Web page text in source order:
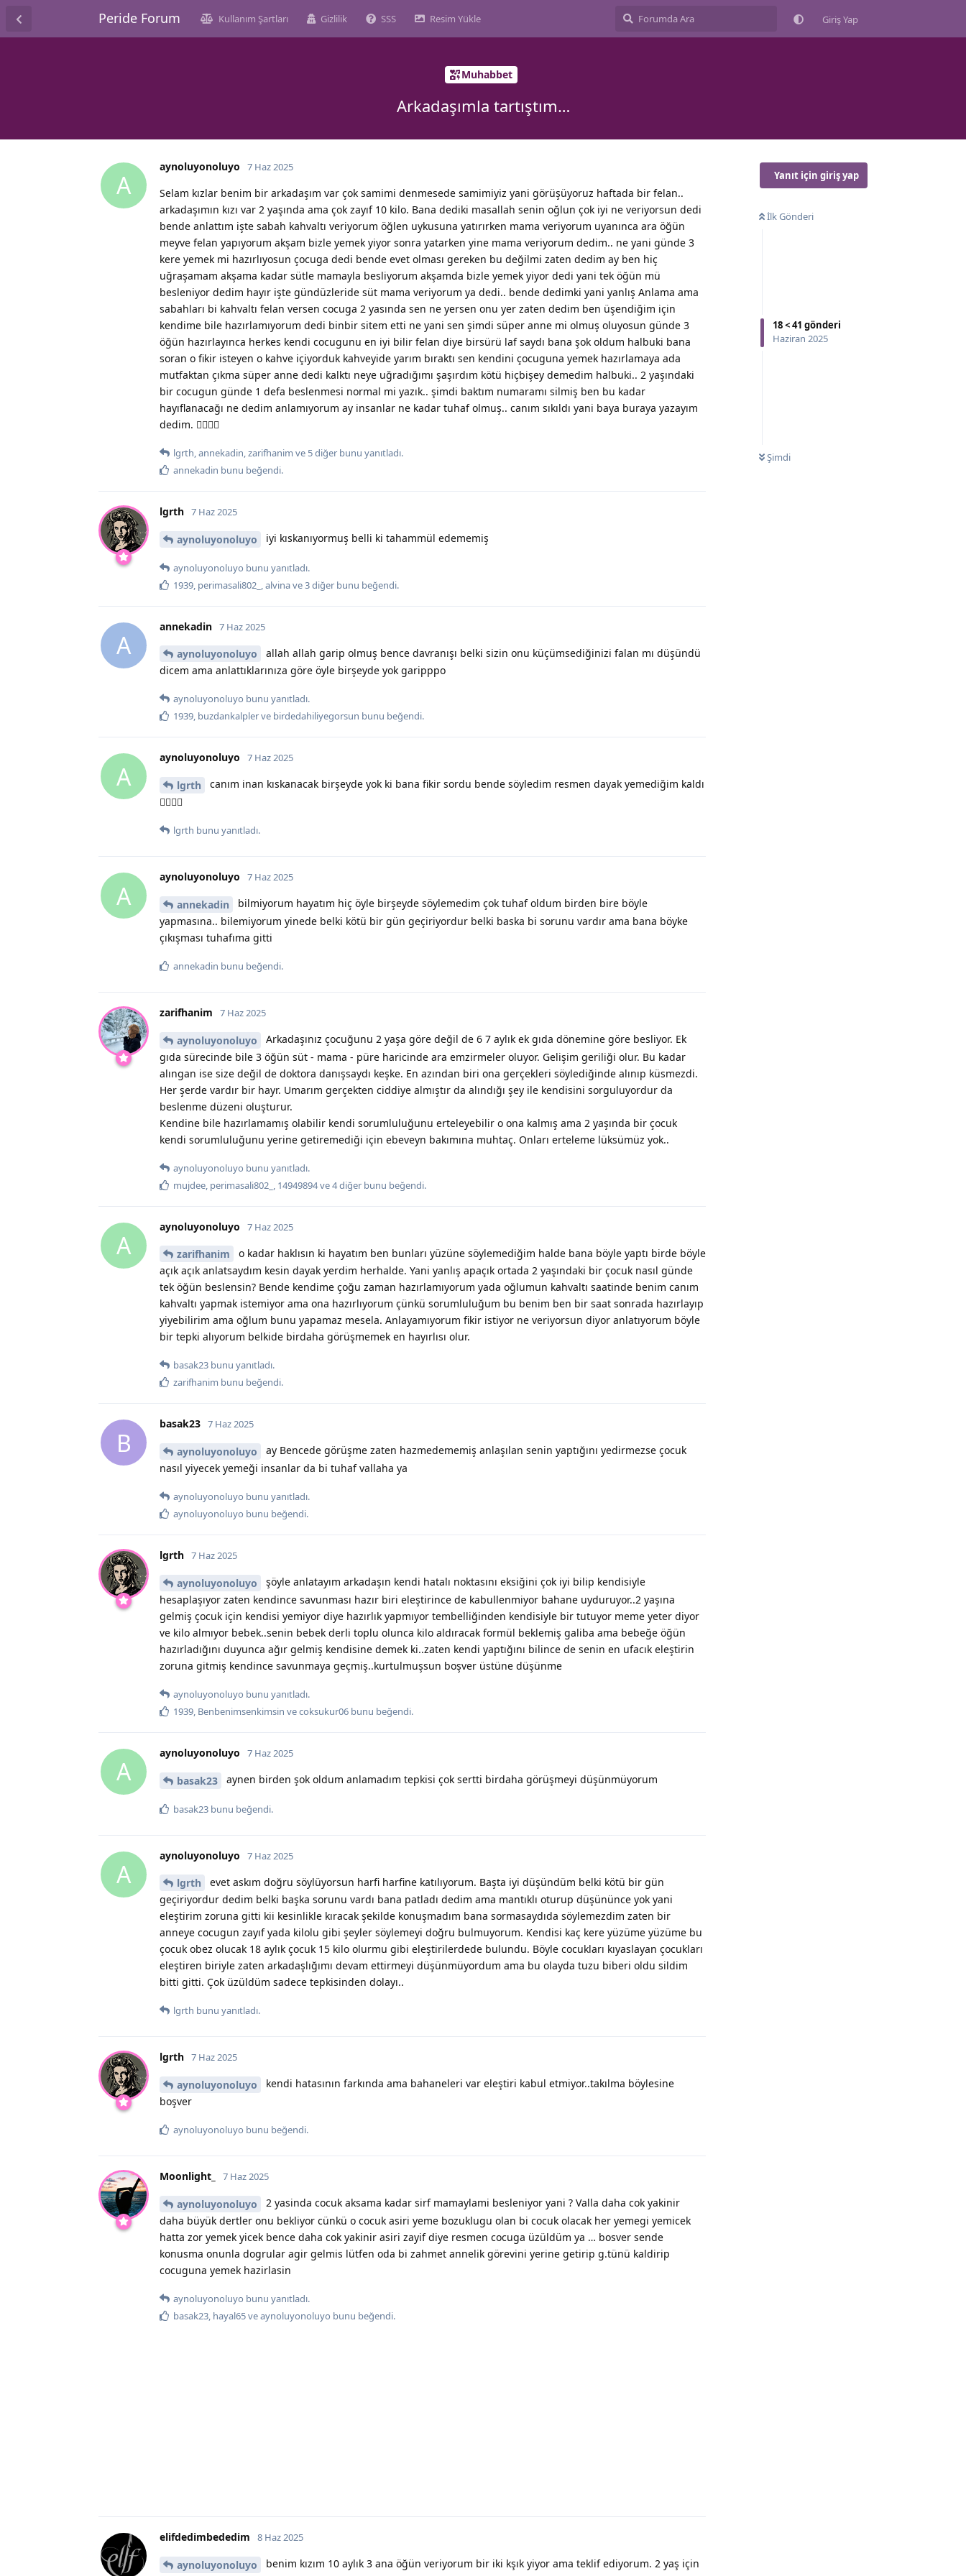
Peride Forum Kullanım Şartları Gizlilik SSS Resim Yükle Giriş Yap
Muhabbet
Arkadaşımla tartıştım…
Yanıt için giriş yap
İlk Gönderi
18<41 gönderi
Haziran 2025
Şimdi
A
aynoluyonoluyo 7 Haz 2025
Selam kızlar benim bir arkadaşım var çok samimi denmesede samimiyiz yani görüşüyoruz haftada bir felan..
arkadaşımın kızı var 2 yaşında ama çok zayıf 10 kilo. Bana dediki masallah senin oğlun çok iyi ne veriyorsun dedi
bende anlattım işte sabah kahvaltı veriyorum öğlen uykusuna yatırırken mama veriyorum uyanınca ara öğün
meyve felan yapıyorum akşam bizle yemek yiyor sonra yatarken yine mama veriyorum dedim.. ne yani günde 3
kere yemek mi hazırlıyosun çocuga dedi bende evet olması gereken bu değilmi zaten dedim ay ben hiç
uğraşamam akşama kadar sütle mamayla besliyorum akşamda bizle yemek yiyor dedi yani tek öğün mü
besleniyor dedim hayır işte gündüzleride süt mama veriyorum ya dedi.. bende dedimki yani yanlış Anlama ama
sabahları bi kahvaltı felan versen cocuga 2 yasında sen ne yersen onu yer zaten dedim ben üşendiğim için
kendime bile hazırlamıyorum dedi binbir sitem etti ne yani sen şimdi süper anne mi olmuş oluyosun günde 3
öğün hazırlayınca herkes kendi cocugunu en iyi bilir felan diye birsürü laf saydı bana şok oldum halbuki bana
soran o fikir isteyen o kahve içiyorduk kahveyide yarım bıraktı sen kendini çocuguna yemek hazırlamaya ada
mutfaktan çıkma süper anne dedi kalktı neye uğradığımı şaşırdım kötü hiçbişey demedim halbuki.. 2 yaşındaki
bir cocugun günde 1 defa beslenmesi normal mi yazık.. şimdi baktım numaramı silmiş ben bu kadar
hayıflanacağı ne dedim anlamıyorum ay insanlar ne kadar tuhaf olmuş.. canım sıkıldı yani baya buraya yazayım
dedim. 🤦‍♀️🤦‍♀️
lgrth,annekadin,zarifhanim ve 5diğer bunu yanıtladı.
annekadin bunu beğendi.
lgrth 7 Haz 2025
aynoluyonoluyo iyi kıskanıyormuş belli ki tahammül edememiş
aynoluyonoluyo bunu yanıtladı.
1939 perimasali802_ alvinave3diğer bunu beğendi.
A
annekadin 7 Haz 2025
aynoluyonoluyo
allah allah garip olmuş bence davranışı belki sizin onu küçümsediğinizi falan mı düşündü
dicem ama anlattıklarınıza göre öyle birşeyde yok garipppo
aynoluyonoluyo bunu yanıtladı.
1939, buzdankalplerve birdedahiliyegorsun bunu beğendi.
A
aynoluyonoluyo 7 Haz 2025
lgrth
canım inan kıskanacak birşeyde yok ki bana fikir sordu bende söyledim resmen dayak yemediğim kaldı
🤦‍♀️🤦‍♀️
lgrth bunu yanıtladı.
A
aynoluyonoluyo 7 Haz 2025
annekadin
bilmiyorum hayatım hiç öyle birşeyde söylemedim çok tuhaf oldum birden bire böyle
yapmasına.. bilemiyorum yinede belki kötü bir gün geçiriyordur belki baska bi sorunu vardır ama bana böyke
çıkışması tuhafıma gitti
annekadin bunu beğendi.
zarifhanim 7 Haz 2025
aynoluyonoluyo
Arkadaşınız çocuğunu 2 yaşa göre değil de 6 7 aylık ek gıda dönemine göre besliyor. Ek
gıda sürecinde bile 3 öğün süt - mama - püre haricinde ara emzirmeler oluyor. Gelişim geriliği olur. Bu kadar
alıngan ise size değil de doktora danışsaydı keşke. En azından biri ona gerçekleri söylediğinde alınıp küsmezdi.
Her şerde vardır bir hayr. Umarım gerçekten ciddiye almıştır da alındığı şey ile kendisini sorguluyordur da
beslenme düzeni oluşturur.
Kendine bile hazırlamamış olabilir kendi sorumluluğunu erteleyebilir o ona kalmış ama 2 yaşında bir çocuk
kendi sorumluluğunu yerine getiremediği için ebeveyn bakımına muhtaç. Onları erteleme lüksümüz yok..
aynoluyonoluyo bunu yanıtladı.
mujdee perimasali802_ 14949894ve4diğer bunu beğendi.
A
aynoluyonoluyo 7 Haz 2025
zarifhanim
o kadar haklısın ki hayatım ben bunları yüzüne söylemediğim halde bana böyle yaptı birde böyle
açık açık anlatsaydım kesin dayak yerdim herhalde. Yani yanlış apaçık ortada 2 yaşındaki bir çocuk nasıl günde
tek öğün beslensin? Bende kendime çoğu zaman hazırlamıyorum yada oğlumun kahvaltı saatinde benim canım
kahvaltı yapmak istemiyor ama ona hazırlıyorum çünkü sorumluluğum bu benim ben bir saat sonrada hazırlayıp
yiyebilirim ama oğlum bunu yapamaz mesela. Anlayamıyorum fikir istiyor ne veriyorsun diyor anlatıyorum böyle
bir tepki alıyorum belkide birdaha görüşmemek en hayırlısı olur.
basak23 bunu yanıtladı.
zarifhanim bunu beğendi.
B
basak23 7 Haz 2025
aynoluyonoluyo
ay Bencede görüşme zaten hazmedememiş anlaşılan senin yaptığını yedirmezse çocuk
nasıl yiyecek yemeği insanlar da bi tuhaf vallaha ya
aynoluyonoluyo bunu yanıtladı.
aynoluyonoluyo bunu beğendi.
lgrth 7 Haz 2025
aynoluyonoluyo
şöyle anlatayım arkadaşın kendi hatalı noktasını eksiğini çok iyi bilip kendisiyle
hesaplaşıyor zaten kendince savunması hazır biri eleştirince de kabullenmiyor bahane uyduruyor..2 yaşına
gelmiş çocuk için kendisi yemiyor diye hazırlık yapmıyor tembelliğinden kendisiyle bir tutuyor meme yeter diyor
ve kilo almıyor bebek..senin bebek derli toplu olunca kilo aldıracak formül beklemiş galiba ama bebeğe öğün
hazırladığını duyunca ağır gelmiş kendisine demek ki..zaten kendi yaptığını bilince de senin en ufacık eleştirin
zoruna gitmiş kendince savunmaya geçmiş..kurtulmuşsun boşver üstüne düşünme
aynoluyonoluyo bunu yanıtladı.
1939, Benbenimsenkimsin vecoksukur06 bunu beğendi.
A
aynoluyonoluyo 7 Haz 2025
basak23 aynen birden şok oldum anlamadım tepkisi çok sertti birdaha görüşmeyi düşünmüyorum
basak23 bunu beğendi.
A
aynoluyonoluyo 7 Haz 2025
lgrth
evet askım doğru söylüyorsun harfi harfine katılıyorum. Başta iyi düşündüm belki kötü bir gün
geçiriyordur dedim belki başka sorunu vardı bana patladı dedim ama mantıklı oturup düşününce yok yani
eleştirim zoruna gitti kii kesinlikle kıracak şekilde konuşmadım bana sormasaydıda söylemezdim zaten bir
anneye cocugun zayıf yada kilolu gibi şeyler söylemeyi doğru bulmuyorum. Kendisi kaç kere yüzüme yüzüme bu
çocuk obez olucak 18 aylık çocuk 15 kilo olurmu gibi eleştirilerdede bulundu. Böyle cocukları kıyaslayan çocukları
eleştiren biriyle zaten arkadaşlığımı devam ettirmeyi düşünmüyordum ama bu olayda tuzu biberi oldu sildim
bitti gitti. Çok üzüldüm sadece tepkisinden dolayı..
lgrth bunu yanıtladı.
lgrth 7 Haz 2025
aynoluyonoluyo
kendi hatasının farkında ama bahaneleri var eleştiri kabul etmiyor..takılma böylesine
boşver
aynoluyonoluyo bunu beğendi.
Moonlight_ 7 Haz 2025
aynoluyonoluyo
2 yasinda cocuk aksama kadar sirf mamaylami besleniyor yani ? Valla daha cok yakinir
daha büyük dertler onu bekliyor cünkü o cocuk asiri yeme bozuklugu olan bi cocuk olacak her yemegi yemicek
hatta zor yemek yicek bence daha cok yakinir asiri zayif diye resmen cocuga üzüldüm ya … bosver sende
konusma onunla dogrular agir gelmis lütfen oda bi zahmet annelik görevini yerine getirip g.tünü kaldirip
cocuguna yemek hazirlasin
aynoluyonoluyo bunu yanıtladı.
basak23, hayal65veaynoluyonoluyo bunu beğendi.
elifdedimbededim 8 Haz 2025
aynoluyonoluyo
benim kızım 10 aylık 3 ana öğün veriyorum bir iki kşık yiyor ama teklif ediyorum. 2 yaş için